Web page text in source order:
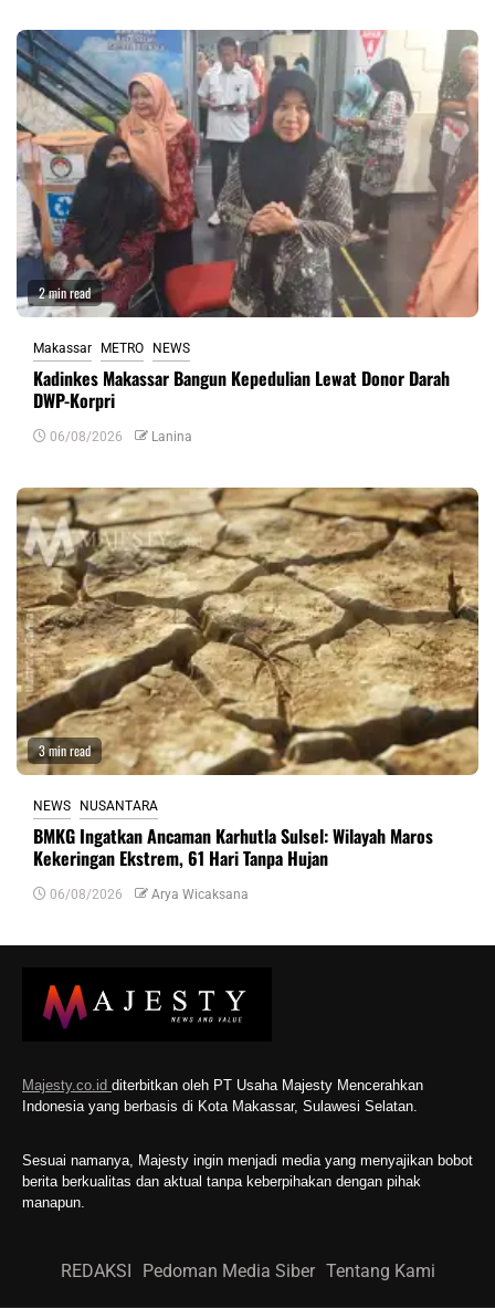
2 min read
Makassar METRO NEWS
Kadinkes Makassar Bangun Kepedulian Lewat Donor Darah
DWP-Korpri
06/08/2026 Lanina
3 min read
NEWS NUSANTARA
BMKG Ingatkan Ancaman Karhutla Sulsel: Wilayah Maros
Kekeringan Ekstrem, 61 Hari Tanpa Hujan
06/08/2026 Arya Wicaksana
Majesty.co.id diterbitkan oleh PT Usaha Majesty Mencerahkan
Indonesia yang berbasis di Kota Makassar, Sulawesi Selatan.
Sesuai namanya, Majesty ingin menjadi media yang menyajikan bobot
berita berkualitas dan aktual tanpa keberpihakan dengan pihak
manapun.
REDAKSI Pedoman Media Siber Tentang Kami